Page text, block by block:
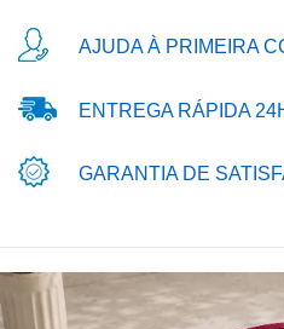
AJUDA À PRIMEIRA
ENTREGA RÁPIDA
GARANTIA DE